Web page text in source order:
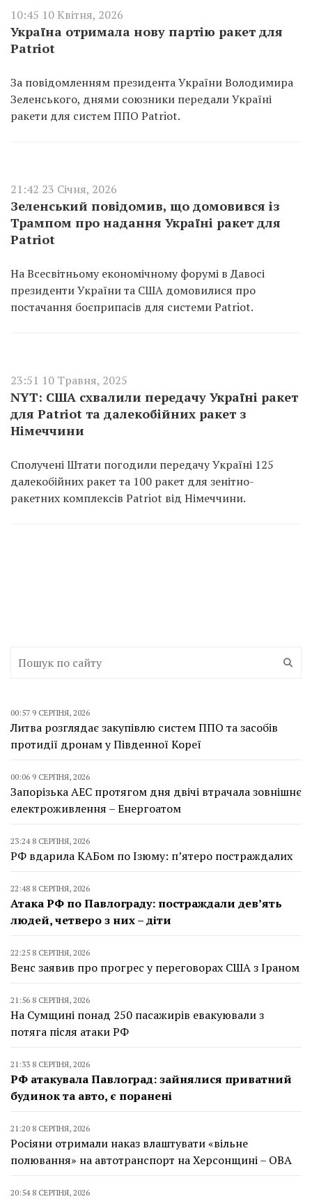
10:45 10 Квітня, 2026
Україна отримала нову партію ракет для
Patriot
За повідомленням президента України Володимира
Зеленського, днями союзники передали Україні
ракети для систем ППО Patriot.
21:42 23 Січня, 2026
Зеленський повідомив, що домовився із
Трампом про надання Україні ракет для
Patriot
На Всесвітньому економічному форумі в Давосі
президенти України та США домовилися про
постачання боєприпасів для системи Patriot.
23:51 10 Травня, 2025
NYT: США схвалили передачу Україні ракет
для Patriot та далекобійних ракет з
Німеччини
Сполучені Штати погодили передачу Україні 125
далекобійних ракет та 100 ракет для зенітно-
ракетних комплексів Patriot від Німеччини.
00:57 9 СЕРПНЯ, 2026
Литва розглядає закупівлю систем ППО та засобів
протидії дронам у Південної Кореї
00:06 9 СЕРПНЯ, 2026
Запорізька АЕС протягом дня двічі втрачала зовнішнє
електроживлення – Енергоатом
23:24 8 СЕРПНЯ, 2026
РФ вдарила КАБом по Ізюму: п’ятеро постраждалих
22:48 8 СЕРПНЯ, 2026
Атака РФ по Павлограду: постраждали дев’ять
людей, четверо з них – діти
22:25 8 СЕРПНЯ, 2026
Венс заявив про прогрес у переговорах США з Іраном
21:56 8 СЕРПНЯ, 2026
На Сумщині понад 250 пасажирів евакуювали з
потяга після атаки РФ
21:33 8 СЕРПНЯ, 2026
РФ атакувала Павлоград: зайнялися приватний
будинок та авто, є поранені
21:20 8 СЕРПНЯ, 2026
Росіяни отримали наказ влаштувати «вільне
полювання» на автотранспорт на Херсонщині – ОВА
20:54 8 СЕРПНЯ, 2026